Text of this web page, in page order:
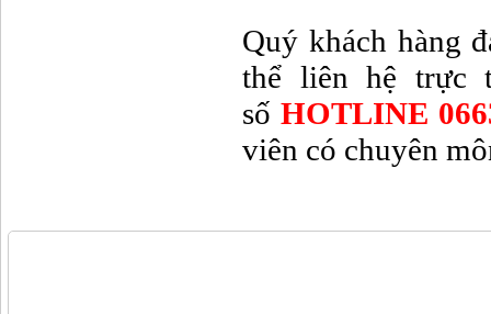
Quý khách hàng
thể liên hệ trực
số HOTLINE
viên có chuyên